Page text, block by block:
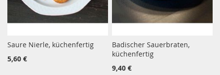
Saure Nierle, küchenfertig
5,60 €
Badischer Sauerbraten,
küchenfertig
9,40 €